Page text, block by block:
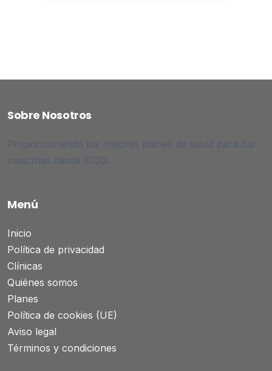
Sobre Nosotros
Proporcionando los mejores planes de salud para tus
mascotas desde 2020.
Menú
Inicio
Política de privacidad
Clínicas
Quiénes somos
Planes
Política de cookies (UE)
Aviso legal
Términos y condiciones